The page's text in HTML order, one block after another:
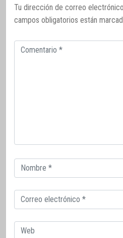
Tu dirección de correo
campos obligatorios están
Comentario
Correo
electrónico
Correo
electrónico
Web